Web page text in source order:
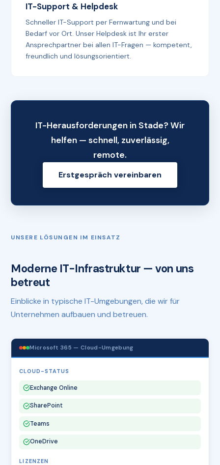
IT-Support & Helpdesk
Schneller IT-Support per Fernwartung und bei
Bedarf vor Ort. Unser Helpdesk ist Ihr erster
Ansprechpartner bei allen IT-Fragen — kompetent,
freundlich und lösungsorientiert.
IT-Herausforderungen in Stade? Wir
helfen — schnell, zuverlässig,
remote.
Erstgespräch vereinbaren
UNSERE LÖSUNGEN IM EINSATZ
Moderne IT-Infrastruktur — von uns
betreut
Einblicke in typische IT-Umgebungen, die wir für
Unternehmen aufbauen und betreuen.
Microsoft 365 — Cloud-Umgebung
CLOUD-STATUS
Exchange Online
SharePoint
Teams
OneDrive
LIZENZEN